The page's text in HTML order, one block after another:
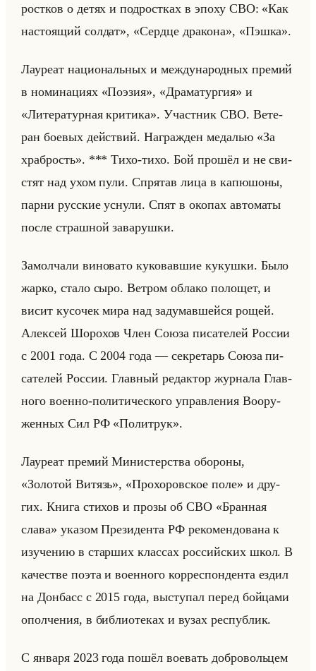
рост­ков о детях и под­рост­ках в эпоху СВО: «Как
настоящий солдат», «Сердце дракона», «Пэшка».
Ла­уре­ат на­ци­ональных и меж­ду­на­род­ных пре­мий
в но­ми­на­ци­ях «Поэзия», «Драматургия» и
«Литературная критика». Участ­ник СВО. Ве­те­
ран бо­евых действий. На­граж­ден ме­да­лью «За
храбрость». *** Тихо-тихо. Бой про­шёл и не сви­
стят над ухом пули. Спря­тав лица в ка­пю­шо­ны,
парни рус­ские усну­ли. Спят в око­пах ав­то­ма­ты
после страш­ной за­ва­руш­ки.
За­мол­ча­ли ви­но­ва­то ку­ко­вав­шие ку­куш­ки. Было
жарко, стало сыро. Вет­ром об­ла­ко по­ло­щет, и
висит ку­со­чек мира над за­ду­мав­шейся рощей.
Алек­сей Шо­ро­хов Член Союза пи­са­те­лей Рос­сии
с 2001 года. С 2004 года — сек­ре­тарь Союза пи­
са­те­лей Рос­сии. Глав­ный ре­дак­тор жур­на­ла Глав­
но­го во­ен­но-по­ли­ти­че­ско­го управ­ле­ния Во­ору­
жен­ных Сил РФ «Политрук».
Ла­уре­ат пре­мий Ми­ни­стер­ства обо­ро­ны,
«Золотой Витязь», «Прохоровское поле» и дру­
гих. Книга сти­хов и прозы об СВО «Бранная
слава» ука­зом Пре­зи­ден­та РФ ре­ко­мен­до­ва­на к
изу­че­нию в стар­ших клас­сах рос­сийских школ. В
ка­че­стве поэта и во­ен­но­го кор­ре­спон­ден­та ездил
на Дон­басс с 2015 года, вы­сту­пал перед бойца­ми
опол­че­ния, в биб­лио­те­ках и вузах рес­пуб­лик.
С ян­ва­ря 2023 года пошёл во­евать доб­ро­вольцем